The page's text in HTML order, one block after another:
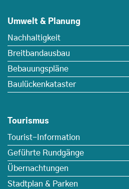
Umwelt & Planung
Nachhaltigkeit
Breitbandausbau
Bebauungspläne
Baulückenkataster
Tourismus
Tourist-Information
Geführte Rundgänge
Übernachtungen
Stadtplan & Parken